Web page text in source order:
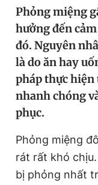
Tin thị trường
Video
Sản phẩm khác
Thông tin tòa
Đăng xuất
Phỏng miệng
hưởng đến
đó. Nguyên
là do ăn hay
pháp thực hiện
nhanh chóng
phục.
Phỏng miệng
rát rất khó
bị phỏng nhất